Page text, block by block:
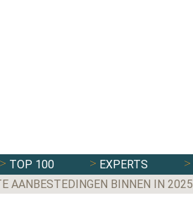
TOP 100 EXPERTS
AANBESTEDINGEN BINNEN IN 2025